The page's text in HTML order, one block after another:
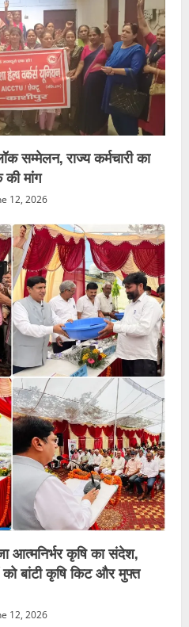
सम्मेलन, राज्य कर्मचारी का
मांग
12, 2026
आत्मनिर्भर कृषि का संदेश,
को बांटी कृषि किट और मुफ्त
12, 2026